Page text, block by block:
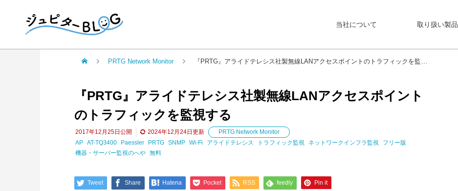
当社について 取り扱い製品
PRTG Network Monitor 『PRTG』アライドテレシス社製無線LANアクセスポイントのトラフィックを監視する
『PRTG』アライドテレシス社製無線LANアクセスポイント
のトラフィックを監視する
2017年12月25日 公開 2024年12月24日 更新
PRTG Network Monitor
AP AT-TQ3400 Paessler PRTG SNMP Wi-Fi アライドテレシス トラフィック監視 ネットワークインフラ監視
フリー版
機器・サーバー監視のへや 無料
Tweet Share Hatena Pocket RSS feedly Pin it